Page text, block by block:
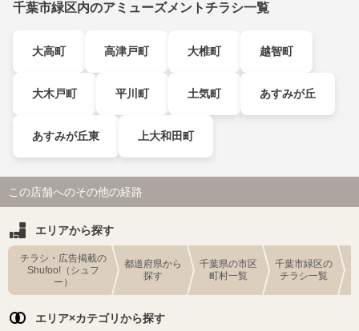
千葉市緑区内のアミューズメントチラシ一覧
大高町 高津戸町 大椎町 越智町
大木戸町 平川町 土気町 あすみが丘
あすみが丘東 上大和田町
この店舗へのその他の経路
エリアから探す
チラシ・広告掲載の
Shufoo!（シュフ
ー）
都道府県から
探す
千葉県の市区
町村一覧
千葉市緑区の
チラシ一覧
エリア×カテゴリから探す